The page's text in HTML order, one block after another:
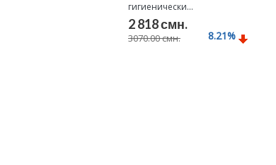
гигиенически...
2 818 смн.
3070.00 смн. 8.21%